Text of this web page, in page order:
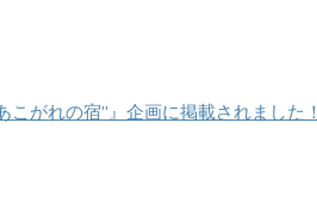
こがれの宿”』企画に掲載されました！